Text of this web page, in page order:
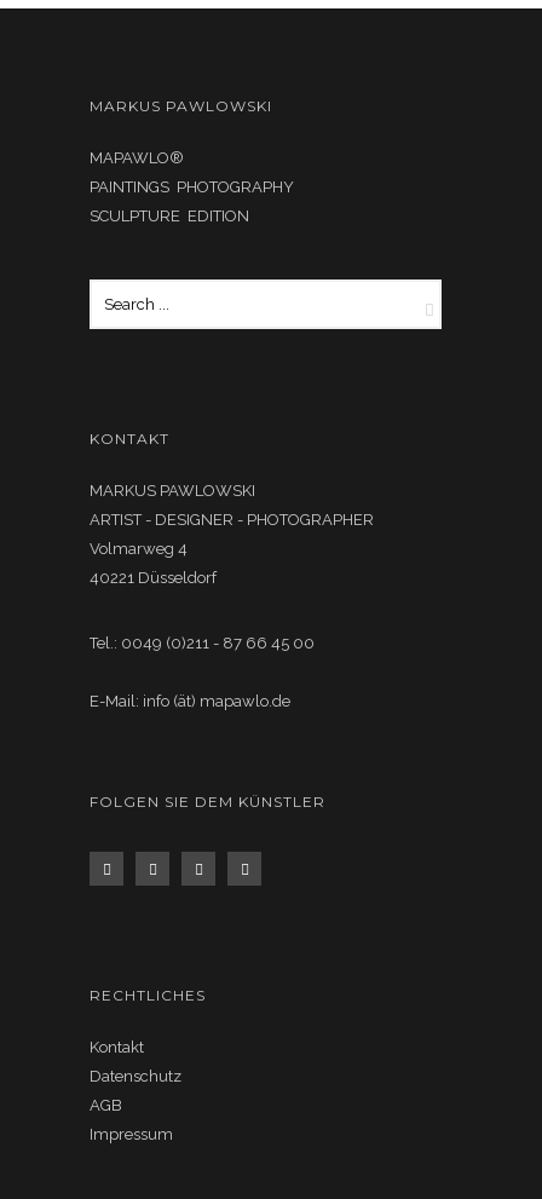
MARKUS PAWLOWSKI
MAPAWLO®
PAINTINGS PHOTOGRAPHY
SCULPTURE EDITION
KONTAKT
MARKUS PAWLOWSKI
ARTIST - DESIGNER - PHOTOGRAPHER
Volmarweg 4
40221 Düsseldorf
Tel.: 0049 (0)211 - 87 66 45 00
E-Mail: info (ät) mapawlo.de
FOLGEN SIE DEM KÜNSTLER
RECHTLICHES
Kontakt
Datenschutz
AGB
Impressum